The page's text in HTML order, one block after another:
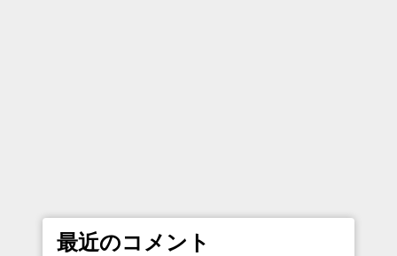
最近のコメント